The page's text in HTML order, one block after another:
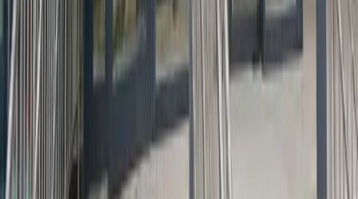
Тонируем окна
и стёкла по всей
Рязанской области
Мастера выезжаютв течение 24 часов